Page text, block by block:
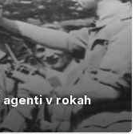
agenti v rokah